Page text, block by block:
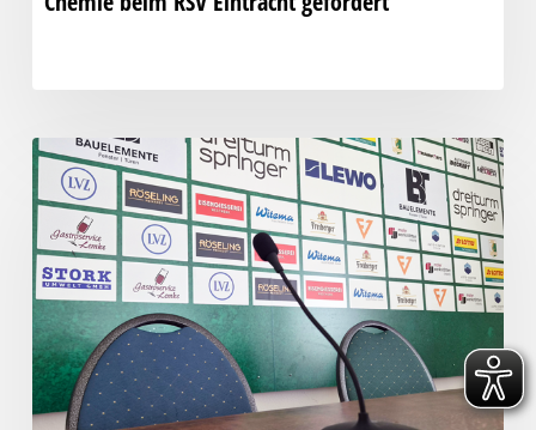
Pressegespräch
vor
RSV
Eintracht
1949
–
Chemie